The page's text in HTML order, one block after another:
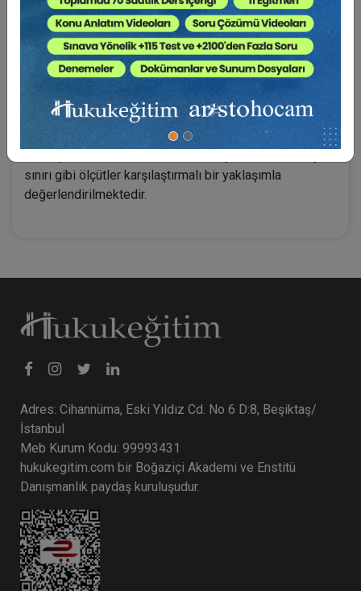
ailesinin kullanım amacı dışında birden fazla bağımsız
bölüm elde ettiği durumlarda, sözleşmenin tüketici
işlemi niteliğini koruyup korumadığı hem öğretide hem
de yargı uygulamasında tartışma konusu olmaktadır. Bu
kapsamda öncelikle TKHK m. 3’te yer alan tüketici ve
tüketici işlemi kavramları sistematik olarak
incelenmekte; ardından amaç kriteri, süreklilik kriteri,
sınırı gibi ölçütler karşılaştırmalı bir yaklaşımla
değerlendirilmektedir.
Adres: Cihannüma, Eski Yıldız Cd. No 6 D:8, Beşiktaş/
İstanbul
Meb Kurum Kodu: 99993431
hukukegitim.com bir Boğaziçi Akademi ve Enstitü
Danışmanlık paydaş kuruluşudur.